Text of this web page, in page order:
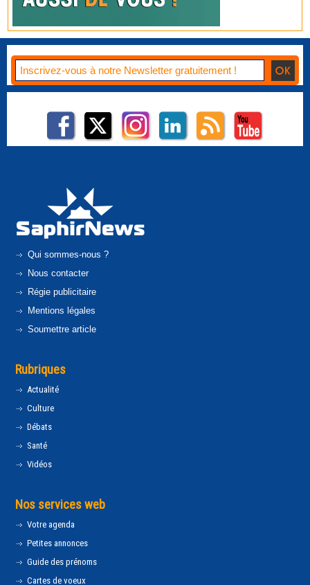
Qui sommes-nous ?
Nous contacter
Régie publicitaire
Mentions légales
Soumettre article
Rubriques
Actualité
Culture
Débats
Santé
Vidéos
Nos services web
Votre agenda
Petites annonces
Guide des prénoms
Cartes de voeux